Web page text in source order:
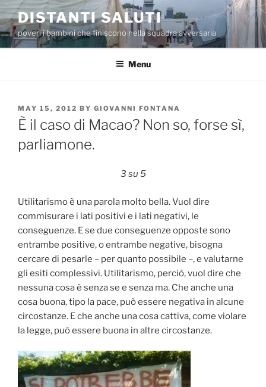
Skip
to
content
DISTANTI SALUTI
poveri i bambini che finiscono nella squadra avversaria
Menu
POSTED
ON
MAY 15, 2012 BY GIOVANNI FONTANA
È il caso di Macao? Non so, forse sì,
parliamone.
3 su 5
Utilitarismo è una parola molto bella. Vuol dire
commisurare i lati positivi e i lati negativi, le
conseguenze. E se due conseguenze opposte sono
entrambe positive, o entrambe negative, bisogna
cercare di pesarle – per quanto possibile –, e valutarne
gli esiti complessivi. Utilitarismo, perciò, vuol dire che
nessuna cosa è senza se e senza ma. Che anche una
cosa buona, tipo la pace, può essere negativa in alcune
circostanze. E che anche una cosa cattiva, come violare
la legge, può essere buona in altre circostanze.